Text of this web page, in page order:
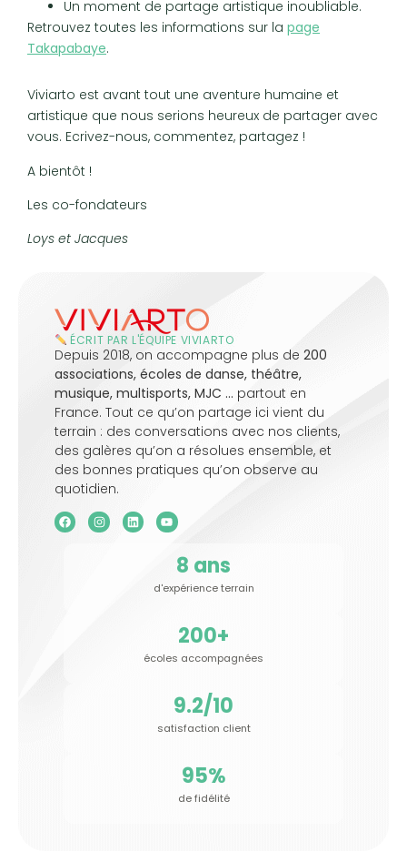
Un moment de partage artistique inoubliable.
Retrouvez toutes les informations sur la page
Takapabaye.
Viviarto est avant tout une aventure humaine et
artistique que nous serions heureux de partager avec
vous. Ecrivez-nous, commentez, partagez !
A bientôt !
Les co-fondateurs
Loys et Jacques
ÉCRIT PAR L'ÉQUIPE VIVIARTO
Depuis 2018, on accompagne plus de 200
associations, écoles de danse, théâtre,
musique, multisports, MJC … partout en
France. Tout ce qu’on partage ici vient du
terrain : des conversations avec nos clients,
des galères qu’on a résolues ensemble, et
des bonnes pratiques qu’on observe au
quotidien.
d'expérience terrain
8 ans
écoles accompagnées
200+
satisfaction client
9.2/10
de fidélité
95%